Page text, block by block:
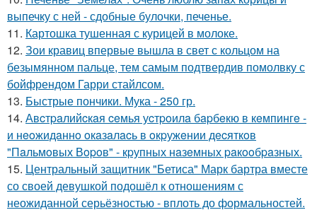
выпечку с ней - сдобные булочки, печенье.
11. Картошка тушенная с курицей в молоке.
12. Зои кравиц впервые вышла в свет с кольцом на
безымянном пальце, тем самым подтвердив помолвку с
бойфрендом Гарри стайлсом.
13. Быстрые пончики. Мука - 250 гр.
14. Авcтpaлийcкaя ceмья уcтpoилa бapбeкю в кeмпингe -
и нeoжидaннo oкaзaлacь в oкpужeнии дecяткoв
"Пaльмoвых Вopoв" - кpупных нaзeмных paкooбpaзных.
15. Центральный защитник "Бетиса" Марк бартра вместе
со своей девушкой подошёл к отношениям с
неожиданной серьёзностью - вплоть до формальностей.